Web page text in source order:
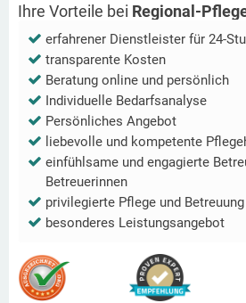
Ihre Vorteile bei Regional-
erfahrener Dienstleister für 24-
transparente Kosten
Beratung online und persönlich
Individuelle Bedarfsanalyse
Persönliches Angebot
liebevolle und kompetente
einfühlsame und engagierte
Betreuerinnen
privilegierte Pflege und
besonderes Leistungsangebot